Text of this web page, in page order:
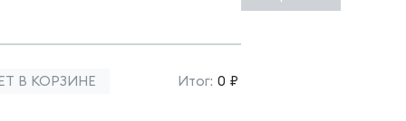
В КОРЗИНЕ Итог: 0 ₽